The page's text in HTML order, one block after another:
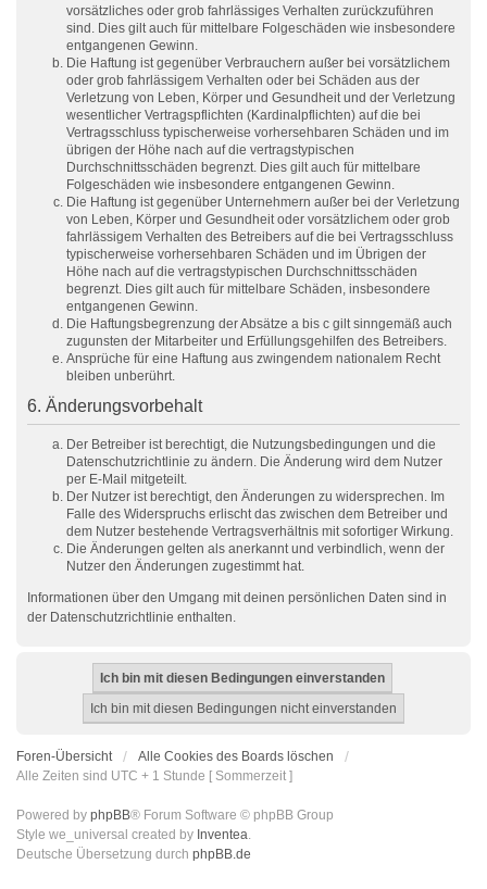
vorsätzliches oder grob fahrlässiges Verhalten zurückzuführen
sind. Dies gilt auch für mittelbare Folgeschäden wie insbesondere
entgangenen Gewinn.
Die Haftung ist gegenüber Verbrauchern außer bei vorsätzlichem
oder grob fahrlässigem Verhalten oder bei Schäden aus der
Verletzung von Leben, Körper und Gesundheit und der Verletzung
wesentlicher Vertragspflichten (Kardinalpflichten) auf die bei
Vertragsschluss typischerweise vorhersehbaren Schäden und im
übrigen der Höhe nach auf die vertragstypischen
Durchschnittsschäden begrenzt. Dies gilt auch für mittelbare
Folgeschäden wie insbesondere entgangenen Gewinn.
Die Haftung ist gegenüber Unternehmern außer bei der Verletzung
von Leben, Körper und Gesundheit oder vorsätzlichem oder grob
fahrlässigem Verhalten des Betreibers auf die bei Vertragsschluss
typischerweise vorhersehbaren Schäden und im Übrigen der
Höhe nach auf die vertragstypischen Durchschnittsschäden
begrenzt. Dies gilt auch für mittelbare Schäden, insbesondere
entgangenen Gewinn.
Die Haftungsbegrenzung der Absätze a bis c gilt sinngemäß auch
zugunsten der Mitarbeiter und Erfüllungsgehilfen des Betreibers.
Ansprüche für eine Haftung aus zwingendem nationalem Recht
bleiben unberührt.
6. Änderungsvorbehalt
Der Betreiber ist berechtigt, die Nutzungsbedingungen und die
Datenschutzrichtlinie zu ändern. Die Änderung wird dem Nutzer
per E-Mail mitgeteilt.
Der Nutzer ist berechtigt, den Änderungen zu widersprechen. Im
Falle des Widerspruchs erlischt das zwischen dem Betreiber und
dem Nutzer bestehende Vertragsverhältnis mit sofortiger Wirkung.
Die Änderungen gelten als anerkannt und verbindlich, wenn der
Nutzer den Änderungen zugestimmt hat.
Informationen über den Umgang mit deinen persönlichen Daten sind in
der Datenschutzrichtlinie enthalten.
Foren-Übersicht
Alle Cookies des Boards löschen
Alle Zeiten sind UTC + 1 Stunde [ Sommerzeit ]
Powered by phpBB® Forum Software © phpBB Group
Style we_universal created by Inventea.
Deutsche Übersetzung durch phpBB.de